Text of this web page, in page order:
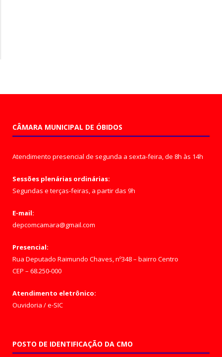
CÂMARA MUNICIPAL DE ÓBIDOS
Atendimento presencial de segunda a sexta-feira, de 8h às 14h
Sessões plenárias ordinárias:
Segundas e terças-feiras, a partir das 9h
E-mail:
depcomcamara@gmail.com
Presencial:
Rua Deputado Raimundo Chaves, nº348 – bairro Centro
CEP – 68.250-000
Atendimento eletrônico:
Ouvidoria /e-SIC
POSTO DE IDENTIFICAÇÃO DA CMO